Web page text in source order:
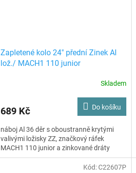
Zapletené kolo 24" přední Zinek Al
lož./ MACH1 110 junior
Skladem
689 Kč Do košíku
náboj Al 36 děr s oboustranně krytými
valivými ložisky ZZ, značkový ráfek
MACH1 110 junior a zinkované dráty
Kód:C22607P